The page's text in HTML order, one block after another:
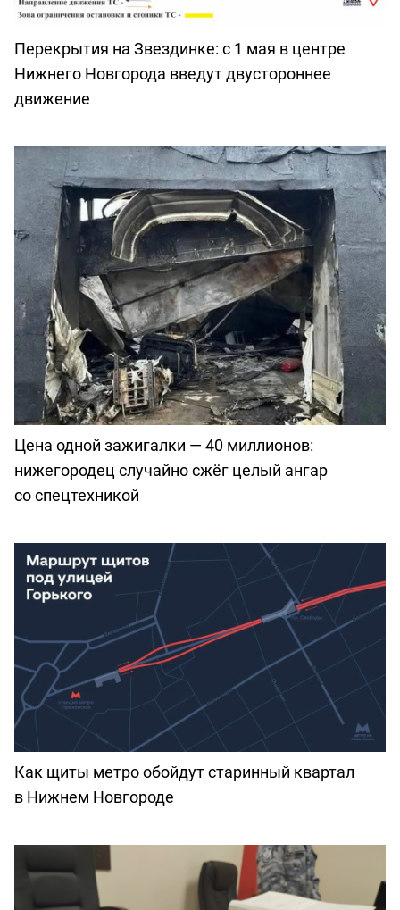
Перекрытия на Звездинке: с 1 мая в центре
Нижнего Новгорода введут двустороннее
движение
Цена одной зажигалки — 40 миллионов:
нижегородец случайно сжёг целый ангар
со спецтехникой
Как щиты метро обойдут старинный квартал
в Нижнем Новгороде